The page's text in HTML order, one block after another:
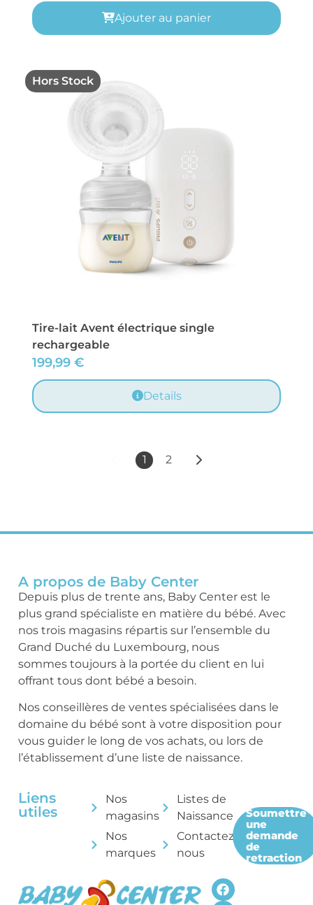
Ajouter au panier
Hors Stock
Tire-lait Avent électrique single
rechargeable
199,99 €
Details
1 2
A propos de Baby Center
Depuis plus de trente ans, Baby Center est le
plus grand spécialiste en matière du bébé. Avec
nos trois magasins répartis sur l’ensemble du
Grand Duché du Luxembourg, nous
sommes toujours à la portée du client en lui
offrant tous dont bébé a besoin.
Nos conseillères de ventes spécialisées dans le
domaine du bébé sont à votre disposition pour
vous guider le long de vos achats, ou lors de
l’établissement d’une liste de naissance.
Liens
utiles
Nos
magasins
Nos
marques
Listes de
Naissance
Contactez-
nous
Soumettre
une
demande
de
retraction